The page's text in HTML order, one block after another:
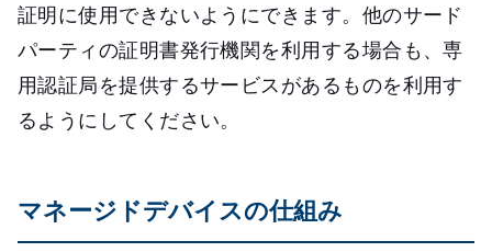
証明に使用できないようにできます。他のサード
パーティの証明書発行機関を利用する場合も、専
用認証局を提供するサービスがあるものを利用す
るようにしてください。
マネージドデバイスの仕組み